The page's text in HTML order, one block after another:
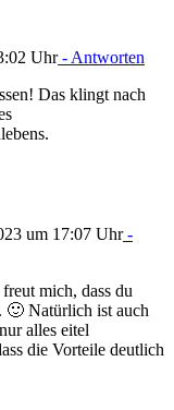
Uhr- Antworten
Das klingt nach
um 17:07 Uhr-
mich, dass du
🙂 Natürlich ist auch
alles eitel
die Vorteile deutlich